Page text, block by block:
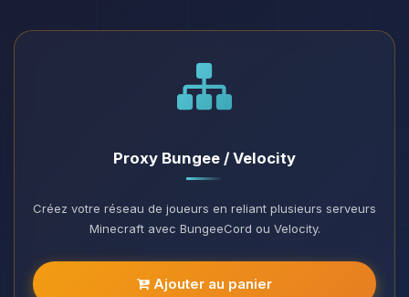
Proxy Bungee / Velocity
Créez votre réseau de joueurs en reliant plusieurs serveurs
Minecraft avec BungeeCord ou Velocity.
Ajouter au panier